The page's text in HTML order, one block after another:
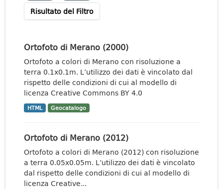
Risultato del Filtro
Ortofoto di Merano (2000)
Ortofoto a colori di Merano con risoluzione a
terra 0.1x0.1m. L’utilizzo dei dati è vincolato dal
rispetto delle condizioni di cui al modello di
licenza Creative Commons BY 4.0
HTML Geocatalogo
Ortofoto di Merano (2012)
Ortofoto a colori di Merano (2012) con risoluzione
a terra 0.05x0.05m. L’utilizzo dei dati è vincolato
dal rispetto delle condizioni di cui al modello di
licenza Creative...